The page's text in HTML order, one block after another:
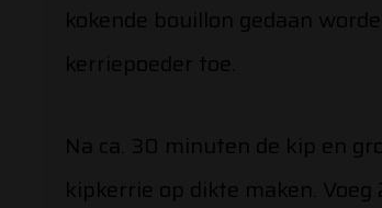
kokende bouillon gedaan
kerriepoeder toe.
Na ca. 30 minuten de kip en
kipkerrie op dikte maken.